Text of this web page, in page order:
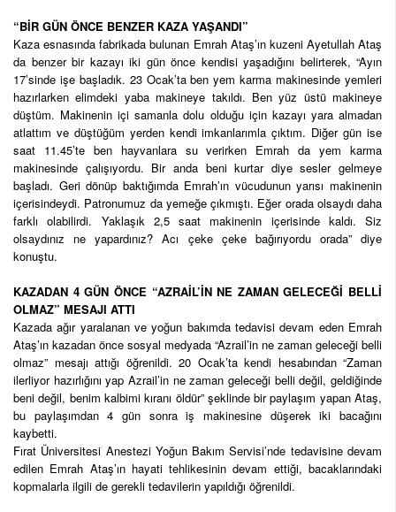
“BİR GÜN ÖNCE BENZER KAZA YAŞANDI”
Kaza esnasında fabrikada bulunan Emrah Ataş’ın kuzeni Ayetullah Ataş
da benzer bir kazayı iki gün önce kendisi yaşadığını belirterek, “Ayın
17’sinde işe başladık. 23 Ocak’ta ben yem karma makinesinde yemleri
hazırlarken elimdeki yaba makineye takıldı. Ben yüz üstü makineye
düştüm. Makinenin içi samanla dolu olduğu için kazayı yara almadan
atlattım ve düştüğüm yerden kendi imkanlarımla çıktım. Diğer gün ise
saat 11.45’te ben hayvanlara su verirken Emrah da yem karma
makinesinde çalışıyordu. Bir anda beni kurtar diye sesler gelmeye
başladı. Geri dönüp baktığımda Emrah’ın vücudunun yarısı makinenin
içerisindeydi. Patronumuz da yemeğe çıkmıştı. Eğer orada olsaydı daha
farklı olabilirdi. Yaklaşık 2,5 saat makinenin içerisinde kaldı. Siz
olsaydınız ne yapardınız? Acı çeke çeke bağırıyordu orada” diye
konuştu.
KAZADAN 4 GÜN ÖNCE “AZRAİL’İN NE ZAMAN GELECEĞİ BELLİ
OLMAZ” MESAJI ATTI
Kazada ağır yaralanan ve yoğun bakımda tedavisi devam eden Emrah
Ataş’ın kazadan önce sosyal medyada “Azrail’in ne zaman geleceği belli
olmaz” mesajı attığı öğrenildi. 20 Ocak’ta kendi hesabından “Zaman
ilerliyor hazırlığını yap Azrail’in ne zaman geleceği belli değil, geldiğinde
beni değil, benim kalbimi kıranı öldür” şeklinde bir paylaşım yapan Ataş,
bu paylaşımdan 4 gün sonra iş makinesine düşerek iki bacağını
kaybetti.
Fırat Üniversitesi Anestezi Yoğun Bakım Servisi’nde tedavisine devam
edilen Emrah Ataş’ın hayati tehlikesinin devam ettiği, bacaklarındaki
kopmalarla ilgili de gerekli tedavilerin yapıldığı öğrenildi.